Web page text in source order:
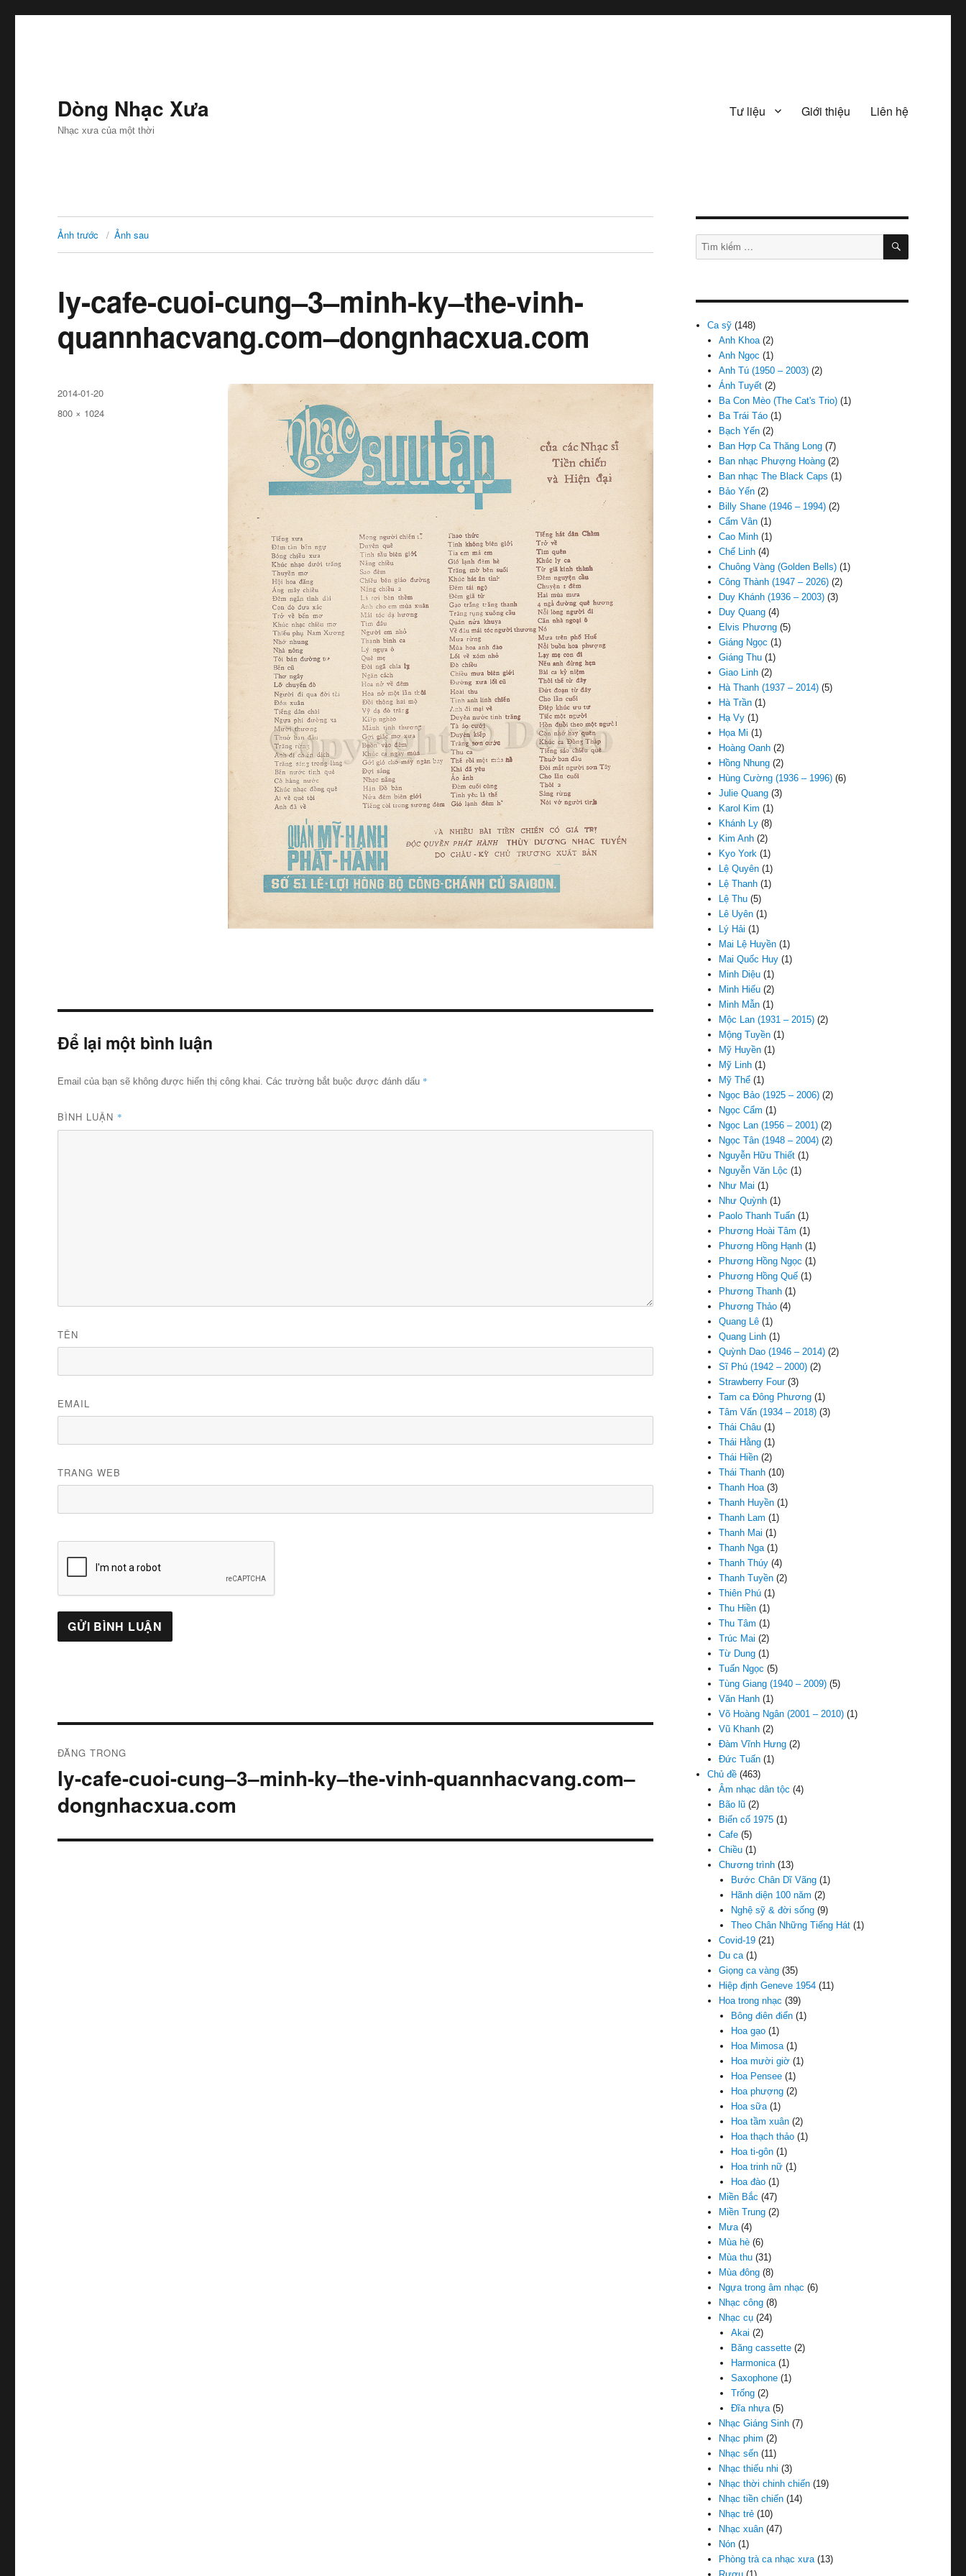
Dòng Nhạc Xưa
Nhạc xưa của một thời
Tư liệu Giới thiệu Liên hệ
Ảnh trước Ảnh sau
ly-cafe-cuoi-cung–3–minh-ky–the-vinh-
quannhacvang.com–dongnhacxua.com
Đăng
ngày
2014-01-20
Kích
800 × 1024
Để lại một bình luận
Email của bạn sẽ không được hiển thị công khai. Các trường bắt buộc được đánh dấu *
BÌNH LUẬN *
TÊN
EMAIL
TRANG WEB
hướng
bài
ĐĂNG TRONG
ly-cafe-cuoi-cung–3–minh-ky–the-vinh-quannhacvang.com–
dongnhacxua.com
Tìm
kiếm:
TÌM
Ca sỹ (148)
Anh Khoa(2)
Anh Ngọc (1)
Anh Tú (1950 – 2003) (2)
Ánh Tuyết (2)
Ba Con Mèo (The Cat's Trio) (1)
Ba Trái Táo (1)
Bạch Yến (2)
Ban Hợp Ca Thăng Long (7)
Ban nhạc Phượng Hoàng (2)
Ban nhạc The Black Caps (1)
Bảo Yến (2)
Billy Shane (1946 – 1994) (2)
Cẩm Vân (1)
Cao Minh (1)
Chế Linh (4)
Chuông Vàng (Golden Bells) (1)
Công Thành (1947 – 2026) (2)
Duy Khánh (1936 – 2003) (3)
Duy Quang (4)
Elvis Phương (5)
Giáng Ngọc (1)
Giáng Thu (1)
Giao Linh (2)
Hà Thanh (1937 – 2014) (5)
Hà Trần (1)
Hạ Vy (1)
Họa Mi (1)
Hoàng Oanh (2)
Hồng Nhung (2)
Hùng Cường (1936 – 1996) (6)
Julie Quang (3)
Karol Kim (1)
Khánh Ly (8)
Kim Anh (2)
Kyo York (1)
Lệ Quyên (1)
Lệ Thanh (1)
Lệ Thu (5)
Lê Uyên (1)
Lý Hải (1)
Mai Lệ Huyền (1)
Mai Quốc Huy (1)
Minh Diệu (1)
Minh Hiếu (2)
Minh Mẫn (1)
Mộc Lan (1931 – 2015) (2)
Mộng Tuyền (1)
Mỹ Huyền (1)
Mỹ Linh (1)
Mỹ Thể (1)
Ngọc Bảo (1925 – 2006) (2)
Ngọc Cẩm (1)
Ngọc Lan (1956 – 2001) (2)
Ngọc Tân (1948 – 2004) (2)
Nguyễn Hữu Thiết (1)
Nguyễn Văn Lộc (1)
Như Mai (1)
Như Quỳnh (1)
Paolo Thanh Tuấn (1)
Phương Hoài Tâm (1)
Phương Hồng Hạnh (1)
Phương Hồng Ngọc (1)
Phương Hồng Quế (1)
Phương Thanh (1)
Phương Thảo (4)
Quang Lê (1)
Quang Linh (1)
Quỳnh Dao (1946 – 2014) (2)
Sĩ Phú (1942 – 2000) (2)
Strawberry Four(3)
Tam ca Đông Phương (1)
Tâm Vấn (1934 – 2018) (3)
Thái Châu (1)
Thái Hằng (1)
Thái Hiền (2)
Thái Thanh (10)
Thanh Hoa(3)
Thanh Huyền (1)
Thanh Lam (1)
Thanh Mai (1)
Thanh Nga(1)
Thanh Thúy (4)
Thanh Tuyền (2)
Thiên Phú (1)
Thu Hiền (1)
Thu Tâm (1)
Trúc Mai (2)
Từ Dung (1)
Tuấn Ngọc (5)
Tùng Giang (1940 – 2009) (5)
Văn Hanh (1)
Võ Hoàng Ngân (2001 – 2010) (1)
Vũ Khanh (2)
Đàm Vĩnh Hưng (2)
Đức Tuấn (1)
Chủ đề (463)
Âm nhạc dân tộc (4)
Bão lũ (2)
Biến cố 1975 (1)
Cafe (5)
Chiều (1)
Chương trình (13)
Bước Chân Dĩ Vãng(1)
Hãnh diện 100 năm (2)
Nghệ sỹ & đời sống(9)
Theo Chân Những Tiếng Hát(1)
Covid-19 (21)
Du ca(1)
Giọng ca vàng (35)
Hiệp định Geneve 1954 (11)
Hoa trong nhạc (39)
Bông điên điển(1)
Hoa gạo(1)
Hoa Mimosa(1)
Hoa mười giờ(1)
Hoa Pensee(1)
Hoa phượng(2)
Hoa sữa(1)
Hoa tầm xuân(2)
Hoa thạch thảo(1)
Hoa ti-gôn(1)
Hoa trinh nữ(1)
Hoa đào(1)
Miền Bắc (47)
Miền Trung (2)
Mưa(4)
Mùa hè (6)
Mùa thu (31)
Mùa đông (8)
Ngựa trong âm nhạc (6)
Nhạc công (8)
Nhạc cụ (24)
Akai (2)
Băng cassette(2)
Harmonica(1)
Saxophone(1)
Trống(2)
Đĩa nhựa(5)
Nhạc Giáng Sinh (7)
Nhạc phim (2)
Nhạc sến (11)
Nhạc thiếu nhi (3)
Nhạc thời chinh chiến (19)
Nhạc tiền chiến (14)
Nhạc trẻ (10)
Nhạc xuân (47)
Nón (1)
Phòng trà ca nhạc xưa(13)